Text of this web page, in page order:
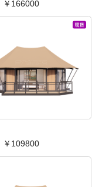
￥166000
￥109800